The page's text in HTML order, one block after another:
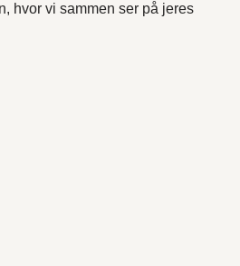
hvor vi sammen ser på jeres